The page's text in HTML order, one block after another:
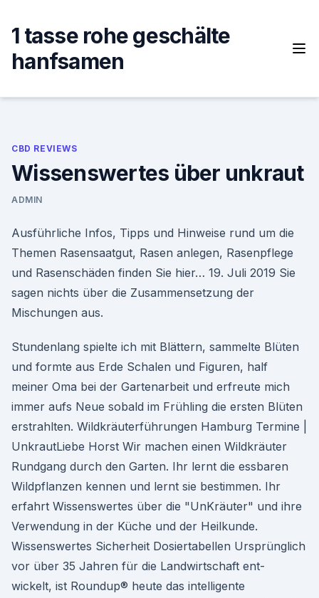
content
1 tasse rohe geschälte
hanfsamen
CBD REVIEWS
Wissenswertes über unkraut
ADMIN
Ausführliche Infos, Tipps und Hinweise rund um die
Themen Rasensaatgut, Rasen anlegen, Rasenpflege
und Rasenschäden finden Sie hier… 19. Juli 2019 Sie
sagen nichts über die Zusammensetzung der
Mischungen aus.
Stundenlang spielte ich mit Blättern, sammelte Blüten
und formte aus Erde Schalen und Figuren, half
meiner Oma bei der Gartenarbeit und erfreute mich
immer aufs Neue sobald im Frühling die ersten Blüten
erstrahlten. Wildkräuterführungen Hamburg Termine |
UnkrautLiebe Horst Wir machen einen Wildkräuter
Rundgang durch den Garten. Ihr lernt die essbaren
Wildpflanzen kennen und lernt sie bestimmen. Ihr
erfahrt Wissenswertes über die "UnKräuter" und ihre
Verwendung in der Küche und der Heilkunde.
Wissenswertes Sicherheit Dosiertabellen Ursprünglich
vor über 35 Jahren für die Landwirtschaft ent-
wickelt, ist Roundup® heute das intelligente